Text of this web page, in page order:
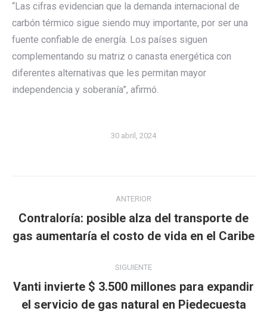
“Las cifras evidencian que la demanda internacional de
carbón térmico sigue siendo muy importante, por ser una
fuente confiable de energía. Los países siguen
complementando su matriz o canasta energética con
diferentes alternativas que les permitan mayor
independencia y soberanía”, afirmó.
30 abril, 2024
entre
publicaciones
ANTERIOR
Publicación
anterior:
Contraloría: posible alza del transporte de
gas aumentaría el costo de vida en el Caribe
SIGUIENTE
Publicación
siguiente:
Vanti invierte $ 3.500 millones para expandir
el servicio de gas natural en Piedecuesta